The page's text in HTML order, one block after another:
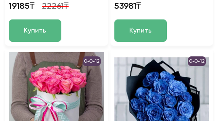
19185₸ 22261₸
Купить
53981₸
Купить
0-0-12 0-0-12